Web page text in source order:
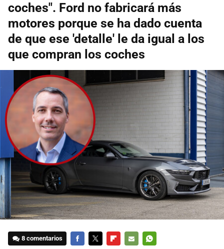
coches". Ford no fabricará más
motores porque se ha dado cuenta
de que ese 'detalle' le da igual a los
que compran los coches
8 comentarios